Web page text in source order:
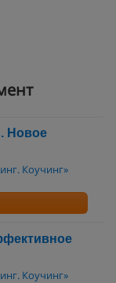
Новое
Коучинг»
Коучинг»